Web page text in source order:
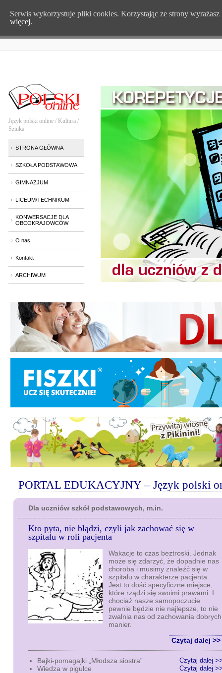
Język polski online / Kultura /
Sztuka
STRONA GŁÓWNA
SZKOŁA PODSTAWOWA
GIMNAZJUM
LICEUM/TECHNIKUM
KONWERSACJE DLA
OBCOKRAJOWCÓW
O nas
Kontakt
ARCHIWUM
PORTAL EDUKACYJNY – Język polski
Dla uczniów szkół podstawowych, m.in.
Kto pyta, nie błądzi, czyli jak zachować się w
szpitalu w roli pacjenta
Wakacje to czas beztroski. Jednak
może się zdarzyć, że dopadnie nas
choroba i musimy znaleźć się w
szpitalu w charakterze pacjenta.
Jest to dość specyficzne miejsce,
które rządzi się swoimi prawami. I
chociaż nasze samopoczucie
pewnie będzie nie najlepsze, to nie
zwalnia nas od zachowania dobrych
manier.
Czytaj dalej >>
Bajki-pomagajki „Młodsza siostra” Czytaj dalej
Wiedza w pigułce Czytaj dalej
Serwis wykorzystuje pliki cookies. Korzystając ze strony
więcej.